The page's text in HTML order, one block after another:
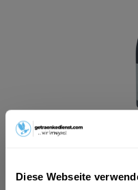
Diese Webseite
ab 36,99 € *
Vorrätig